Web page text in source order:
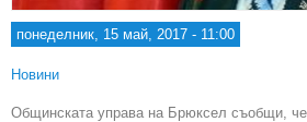
понеделник, 15 май, 2017 - 11:00
Новини
Общинската управа на Брюксел съобщи,